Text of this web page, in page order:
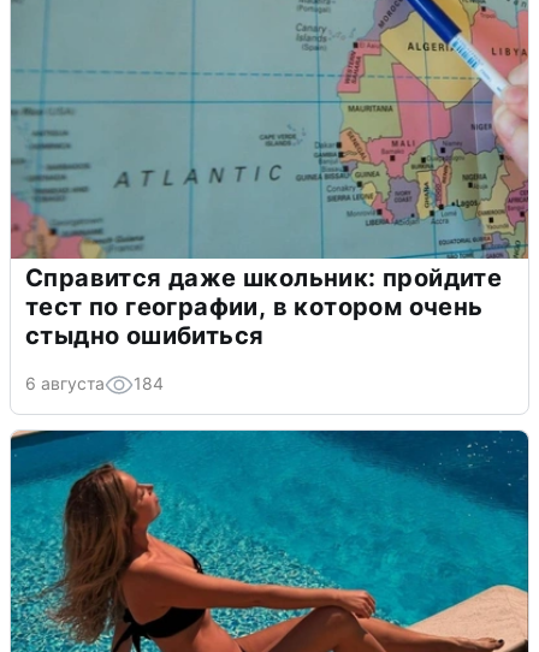
Справится даже школьник: пройдите
тест по географии, в котором очень
стыдно ошибиться
6 августа 184